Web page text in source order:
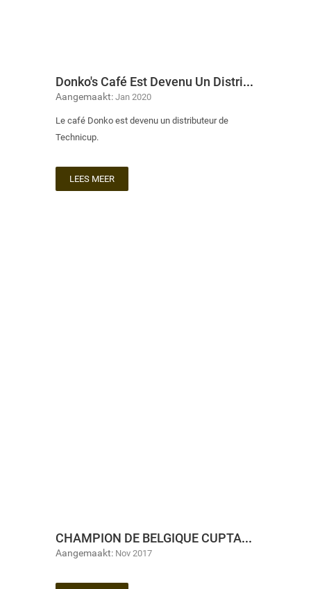
Donko's Café Est Devenu Un Distributeur De Technicup
Aangemaakt: Jan 2020
Le café Donko est devenu un distributeur de
Technicup.
LEES MEER
CHAMPION DE BELGIQUE CUPTASTING 2017-2018
Aangemaakt: Nov 2017